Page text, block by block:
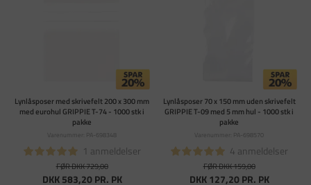
Lynlåsposer med skrivefelt 200 x 300 mm
med eurohul GRIPPIE T-74 - 1000 stk i
pakke
Varenummer: PA-698348
1 anmeldelser
FØR DKK 729,00
DKK 583,20PR. PK
Lynlåsposer 70 x 150 mm uden skrivefelt
GRIPPIE T-09 med 5 mm hul - 1000 stk i
pakke
Varenummer: PA-698570
4 anmeldelser
FØR DKK 159,00
DKK 127,20PR. PK